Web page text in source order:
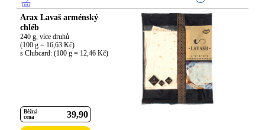
Arax Lavaš arménský
chléb
240 g, více druhů
(100 g = 16,63 Kč)
s Clubcard: (100 g = 12,46 Kč)
Běžná
cena
39 90